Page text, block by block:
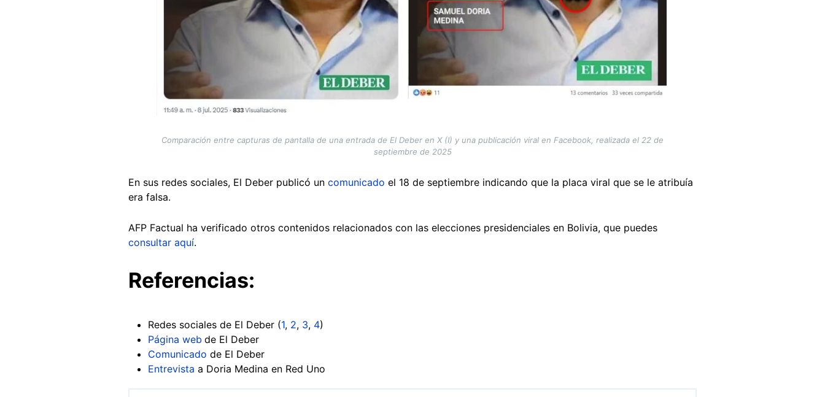
Comparación entre capturas de pantalla de una entrada de El Deber en X (I) y una publicación viral en Facebook, realizada el 22 de
septiembre de 2025
En sus redes sociales, El Deber publicó un comunicado el 18 de septiembre indicando que la placa viral que se le atribuía
era falsa.
AFP Factual ha verificado otros contenidos relacionados con las elecciones presidenciales en Bolivia, que puedes
consultar aquí.
Referencias:
Redes sociales de El Deber (1, 2, 3, 4)
Página web de El Deber
Comunicado de El Deber
Entrevista a Doria Medina en Red Uno